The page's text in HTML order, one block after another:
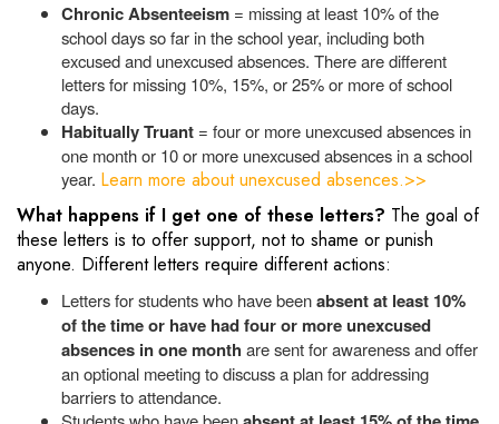
Chronic Absenteeism = missing at least 10% of the
school days so far in the school year, including both
excused and unexcused absences. There are different
letters for missing 10%, 15%, or 25% or more of school
days.
Habitually Truant = four or more unexcused absences in
one month or 10 or more unexcused absences in a school
year. Learn more about unexcused absences.>>
What happens if I get one of these letters? The goal of
these letters is to offer support, not to shame or punish
anyone. Different letters require different actions:
Letters for students who have beenabsent at least 10%
of the time or have had four or more unexcused
absences in one month are sent for awareness and offer
an optional meeting to discuss a plan for addressing
barriers to attendance.